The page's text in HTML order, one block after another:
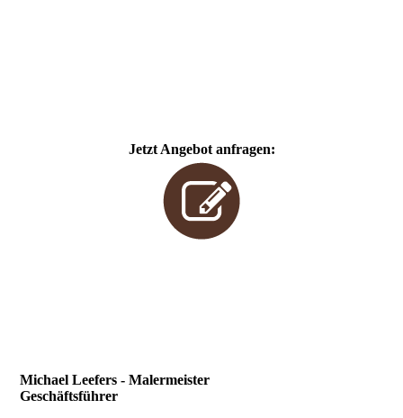
Jetzt Angebot anfragen:
Michael Leefers - Malermeister
Geschäftsführer